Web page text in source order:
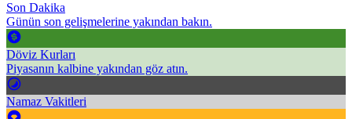
Son Dakika
Günün son gelişmelerine yakından bakın.
Döviz Kurları
Piyasanın kalbine yakından göz atın.
Namaz Vakitleri